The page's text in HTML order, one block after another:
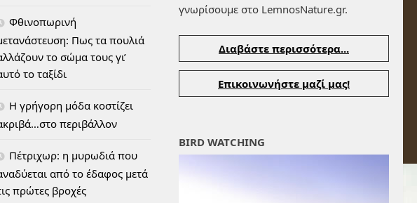
γνωρίσουμε στο LemnosNature.gr.
Διαβάστε περισσότερα...
Επικοινωνήστε μαζί μας!
BIRD WATCHING
Φθινοπωρινή
Πως τα πουλιά
το σώμα τους γι’
το ταξίδι
H γρήγορη μόδα κοστίζει
περιβάλλον
Πέτριχωρ: η μυρωδιά που
από το έδαφος μετά
πρώτες βροχές